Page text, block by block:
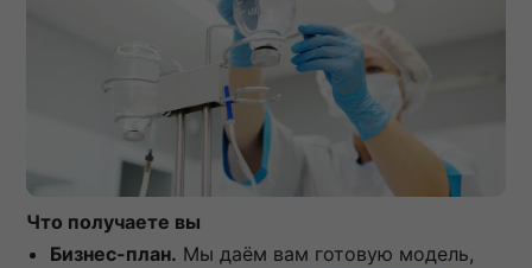
Что получаете вы
Бизнес-план. Мы даём вам готовую модель,